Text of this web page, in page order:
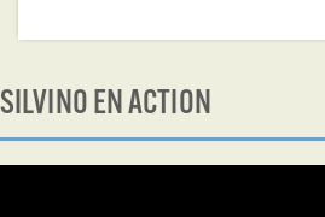
SILVINO EN ACTION